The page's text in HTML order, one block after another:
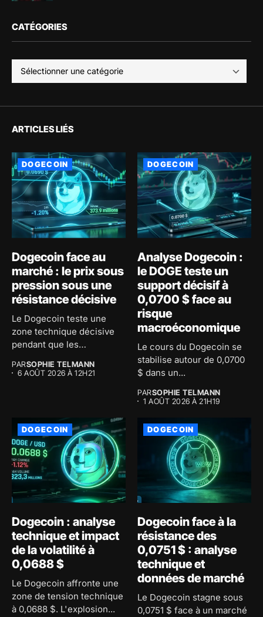
CATÉGORIES
ARTICLES LIÉS
DOGECOIN
Dogecoin face au
marché : le prix sous
pression sous une
résistance décisive
Le Dogecoin teste une
zone technique décisive
pendant que les
accumulent...
PARSOPHIE TELMANN
6 AOÛT 2026 À 12H21
DOGECOIN
Analyse Dogecoin :
le DOGE teste un
support décisif à
0,0700 $ face au
risque
macroéconomique
Le cours du Dogecoin se
stabilise autour de 0,0700
$ dans un...
PARSOPHIE TELMANN
1 AOÛT 2026 À 21H19
DOGECOIN
Dogecoin : analyse
technique et impact
de la volatilité à
0,0688 $
Le Dogecoin affronte une
zone de tension technique
à 0,0688 $. L'explosion...
DOGECOIN
Dogecoin face à la
résistance des
0,0751 $ : analyse
technique et
données de marché
Le Dogecoin stagne sous
0,0751 $ face à un marché